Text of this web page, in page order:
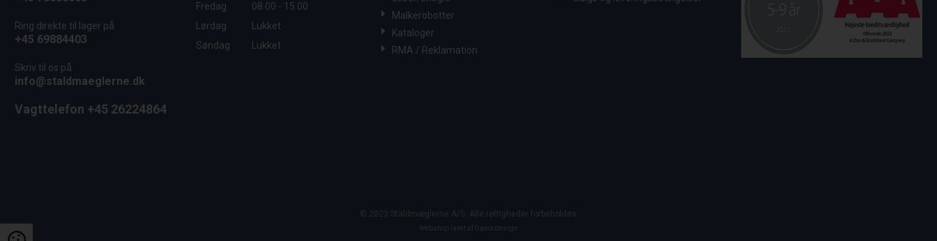
Ring direkte til lager på
+45 69884403
Skriv til os på
info@staldmaeglerne.dk
Vagttelefon +45 26224864
Fredag
08.00 - 15.00
Lørdag
Lukket
Søndag
Lukket
Malkerobotter
Kataloger
RMA / Reklamation
© 2023 Staldmæglerne A/S. Alle rettigheder forbeholdes
Webshop lavet af Dandodesign